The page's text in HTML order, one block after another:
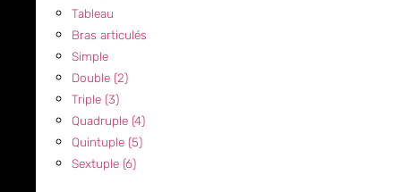
Tableau
Bras articulés
Simple
Double (2)
Triple (3)
Quadruple (4)
Quintuple (5)
Sextuple (6)